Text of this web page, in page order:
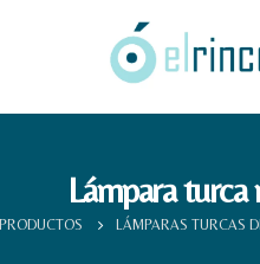
Lámpara turca
PRODUCTOS LÁMPARAS TURCAS